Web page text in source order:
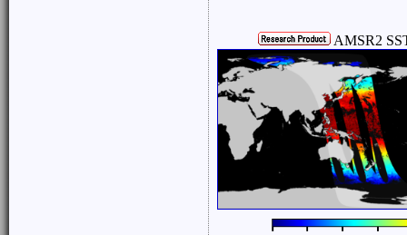
AMSR2